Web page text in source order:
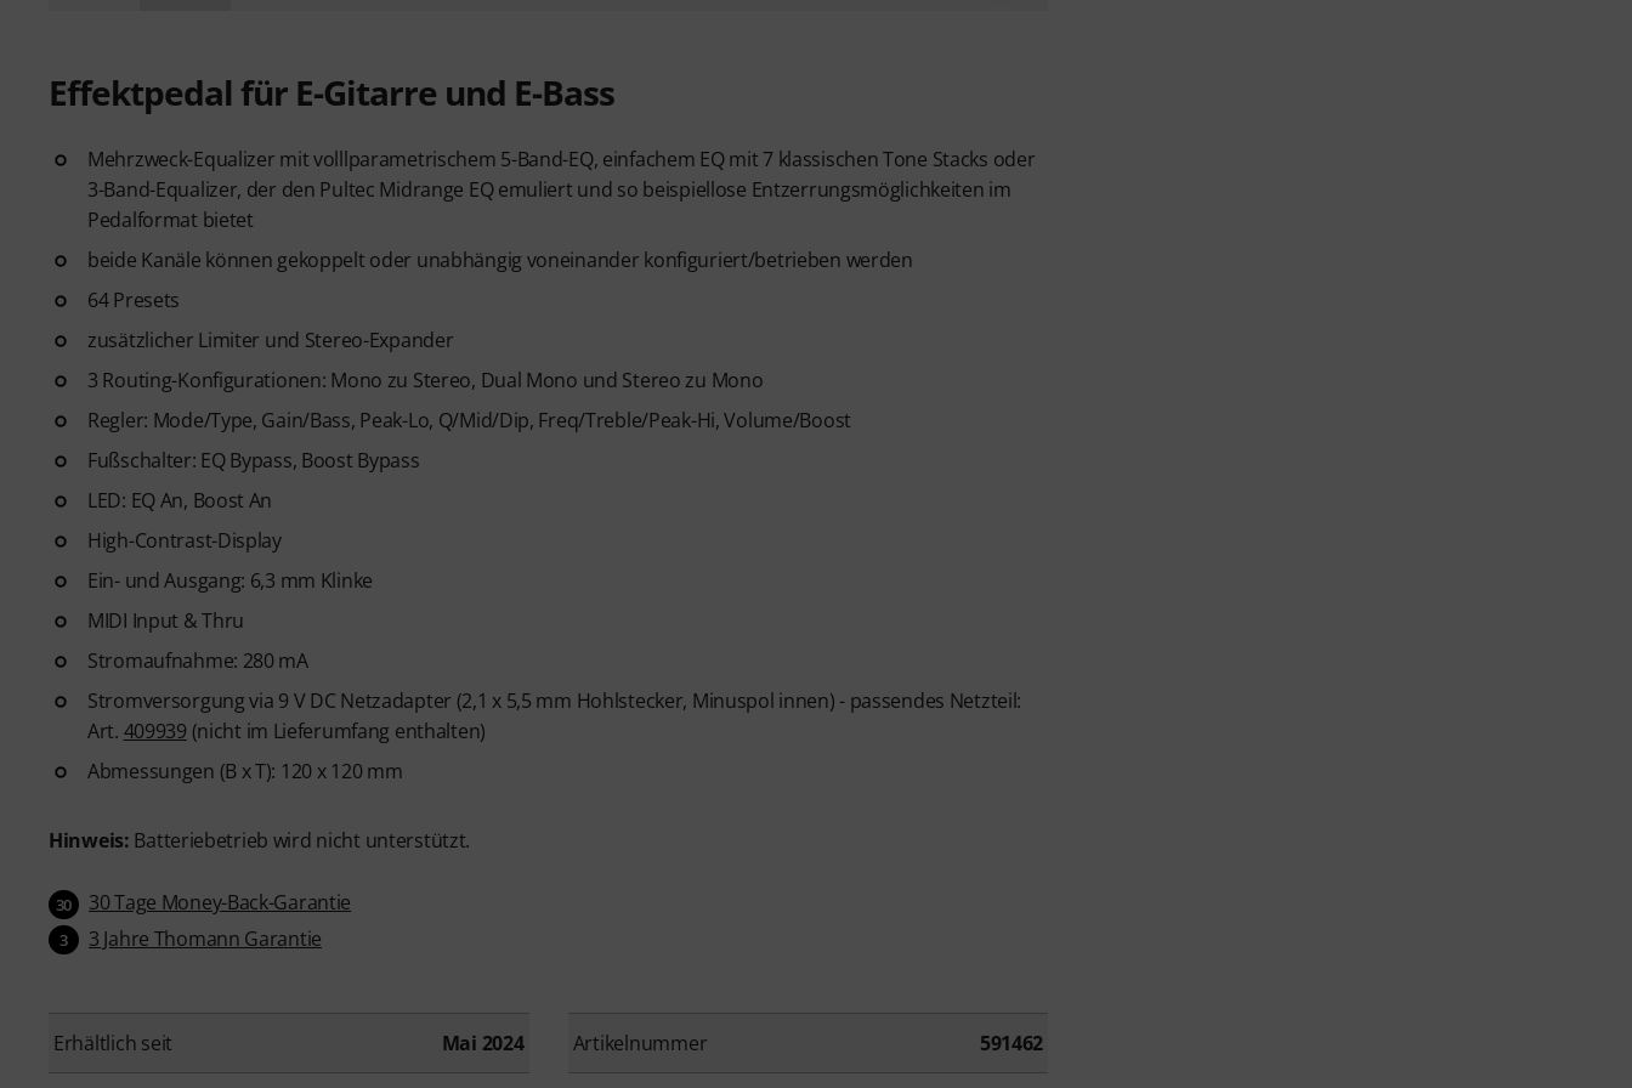
Effektpedal für E-Gitarre und E-Bass
Mehrzweck-Equalizer mit volllparametrischem 5-Band-EQ, einfachem EQ mit 7 klassischen Tone Stacks oder
3-Band-Equalizer, der den Pultec Midrange EQ emuliert und so beispiellose Entzerrungsmöglichkeiten im
Pedalformat bietet
beide Kanäle können gekoppelt oder unabhängig voneinander konfiguriert/betrieben werden
64 Presets
zusätzlicher Limiter und Stereo-Expander
3 Routing-Konfigurationen: Mono zu Stereo, Dual Mono und Stereo zu Mono
Regler: Mode/Type, Gain/Bass, Peak-Lo, Q/Mid/Dip, Freq/Treble/Peak-Hi, Volume/Boost
Fußschalter: EQ Bypass, Boost Bypass
LED: EQ An, Boost An
High-Contrast-Display
Ein- und Ausgang: 6,3 mm Klinke
MIDI Input & Thru
Stromaufnahme: 280 mA
Stromversorgung via 9 V DC Netzadapter (2,1 x 5,5 mm Hohlstecker, Minuspol innen) - passendes Netzteil:
Art. 409939 (nicht im Lieferumfang enthalten)
Abmessungen (B x T): 120 x 120 mm
Hinweis: Batteriebetrieb wird nicht unterstützt.
30 30 Tage Money-Back-Garantie
3 3 Jahre Thomann Garantie
Erhältlich seit Mai 2024 Artikelnummer 591462